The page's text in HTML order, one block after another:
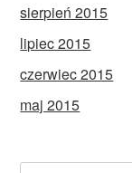
sierpień 2015
lipiec 2015
czerwiec 2015
maj 2015